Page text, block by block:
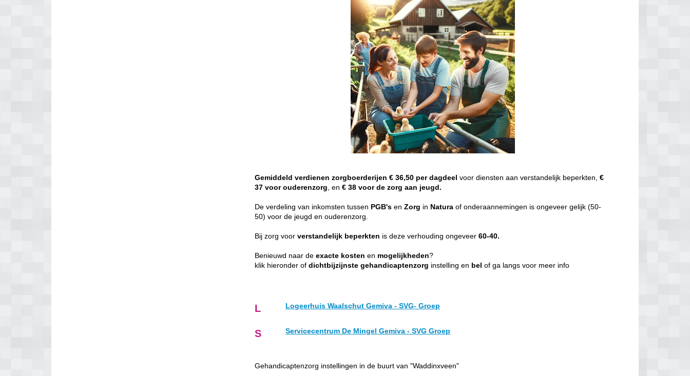
Gemiddeld verdienen zorgboerderijen € 36,50 per dagdeel voor diensten aan verstandelijk beperkten,€
37 voor ouderenzorg , en€ 38 voor de zorg aan jeugd.
De verdeling van inkomsten tussen PGB's enZorg in Natura of onderaannemingen is ongeveer gelijk (50-
50) voor de jeugd en ouderenzorg.
Bij zorg voorverstandelijk beperkten is deze verhouding ongeveer60-40.
Benieuwd naar deexacte kosten en mogelijkheden?
klik hieronder ofdichtbijzijnste gehandicaptenzorg instelling en bel of ga langs voor meer info
L Logeerhuis Waalschut Gemiva - SVG- Groep
S Servicecentrum De Mingel Gemiva - SVG Groep
Gehandicaptenzorg instellingen in de buurt van "Waddinxveen"